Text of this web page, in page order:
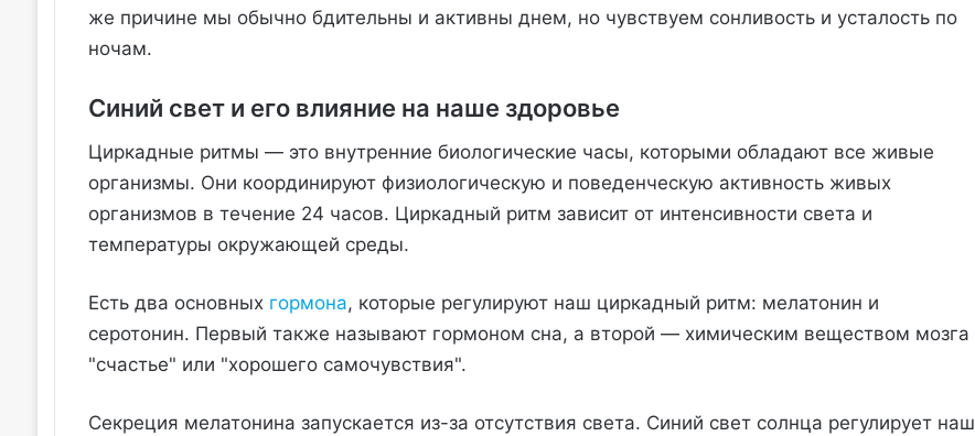
же причине мы обычно бдительны и активны днем, но чувствуем сонливость и усталость по
ночам.
Синий свет и его влияние на наше здоровье
Циркадные ритмы — это внутренние биологические часы, которыми обладают все живые
организмы. Они координируют физиологическую и поведенческую активность живых
организмов в течение 24 часов. Циркадный ритм зависит от интенсивности света и
температуры окружающей среды.
Есть два основных гормона, которые регулируют наш циркадный ритм: мелатонин и
серотонин. Первый также называют гормоном сна, а второй — химическим веществом мозга
"счастье" или "хорошего самочувствия".
Секреция мелатонина запускается из-за отсутствия света. Синий свет солнца регулирует наш